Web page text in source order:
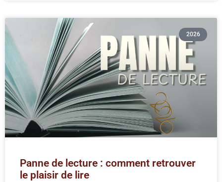
2026
Panne de lecture : comment retrouver
le plaisir de lire